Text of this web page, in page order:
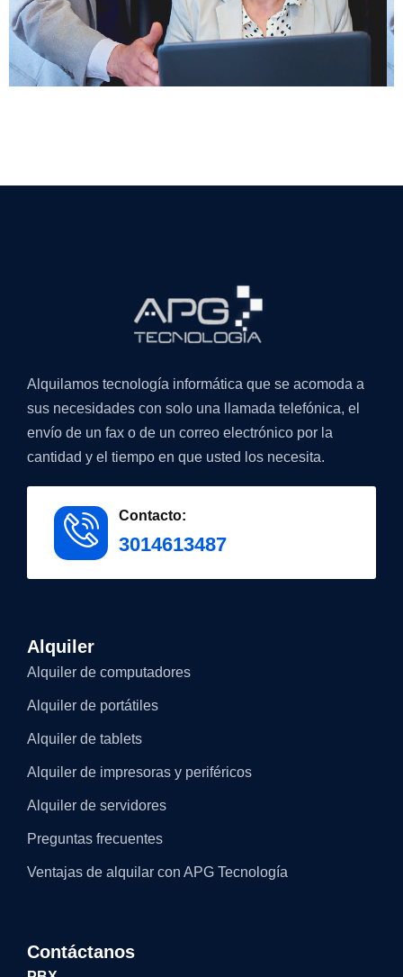
Alquilamos tecnología informática que se acomoda a
sus necesidades con solo una llamada telefónica, el
envío de un fax o de un correo electrónico por la
cantidad y el tiempo en que usted los necesita.
Contacto:
3014613487
Alquiler
Alquiler de computadores
Alquiler de portátiles
Alquiler de tablets
Alquiler de impresoras y periféricos
Alquiler de servidores
Preguntas frecuentes
Ventajas de alquilar con APG Tecnología
Contáctanos